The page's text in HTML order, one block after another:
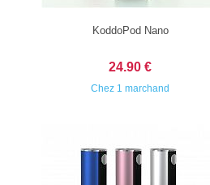
KoddoPod Nano
24.90 €
Chez 1 marchand